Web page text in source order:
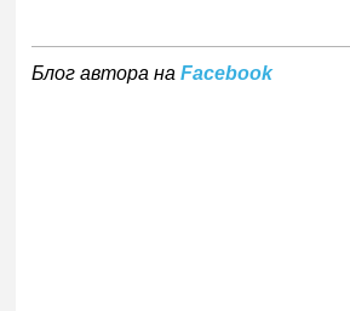
Блог автора наFacebook